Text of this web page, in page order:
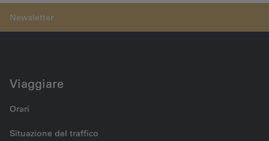
Viaggiare
Orari
Situazione del traffico